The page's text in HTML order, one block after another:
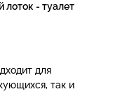
лоток - туалет
для
так и